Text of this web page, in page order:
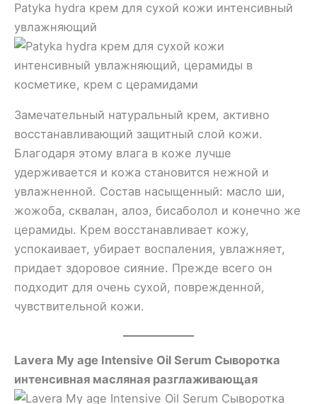
Patyka hydra крем для сухой кожи интенсивный
увлажняющий
Замечательный натуральный крем, активно
восстанавливающий защитный слой кожи.
Благодаря этому влага в коже лучше
удерживается и кожа становится нежной и
увлажненной. Состав насыщенный: масло ши,
жожоба, сквалан, алоэ, бисаболол и конечно же
церамиды. Крем восстанавливает кожу,
успокаивает, убирает воспаления, увлажняет,
придает здоровое сияние. Прежде всего он
подходит для очень сухой, поврежденной,
чувствительной кожи.
Lavera My age Intensive Oil Serum Сыворотка
интенсивная масляная разглаживающая